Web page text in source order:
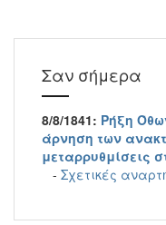
Σαν σήμερα
8/8/1841: Ρήξη
άρνηση των
μεταρρυθμίσεις
- Σχετικές